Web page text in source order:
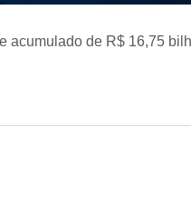
acumulado de R$ 16,75